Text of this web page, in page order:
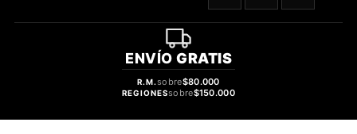
ENVÍO GRATIS
R.M.sobre$80.000
REGIONESsobre$150.000